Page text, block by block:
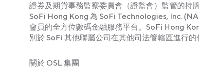
證券及期貨事務監察委員會（證監會）監管的持
SoFi Hong Kong 為 SoFi Technologies, Inc.
會員的全方位數碼金融服務平台。SoFi Hong
別於 SoFi 其他聯屬公司在其他司法管轄區進行的
關於 OSL 集團